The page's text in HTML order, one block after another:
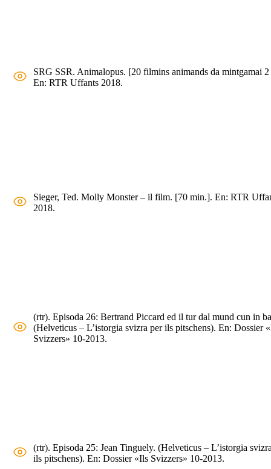
SRG SSR. Animalopus. [20 filmins animands da mintgamai
En: RTR Uffants 2018.
Sieger, Ted. Molly Monster – il film. [70 min.]. En: RTR
2018.
(rtr). Episoda 26: Bertrand Piccard ed il tur dal mund cun in
(Helveticus – L’istorgia svizra per ils pitschens). En: Dossier
Svizzers» 10-2013.
(rtr). Episoda 25: Jean Tinguely. (Helveticus – L’istorgia
ils pitschens). En: Dossier «Ils Svizzers» 10-2013.